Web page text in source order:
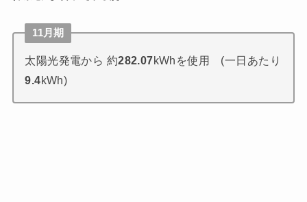
11月期
太陽光発電から 約282.07kWhを使用 (一日あたり
9.4kWh)